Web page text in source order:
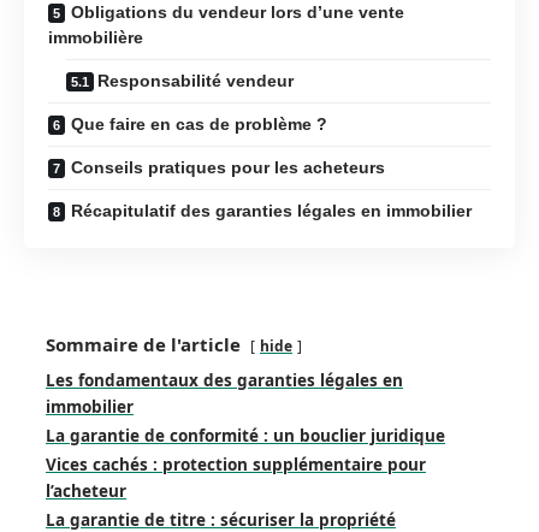
Obligations du vendeur lors d’une vente
immobilière
Responsabilité vendeur
Que faire en cas de problème ?
Conseils pratiques pour les acheteurs
Récapitulatif des garanties légales en immobilier
Sommaire de l'article hide
Les fondamentaux des garanties légales en
immobilier
La garantie de conformité : un bouclier juridique
Vices cachés : protection supplémentaire pour
l’acheteur
La garantie de titre : sécuriser la propriété